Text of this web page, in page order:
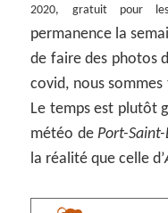
2020, gratuit pour
permanence la
de faire des photos
covid, nous
Le temps est plutôt
météo de Port-
la réalité que celle d’